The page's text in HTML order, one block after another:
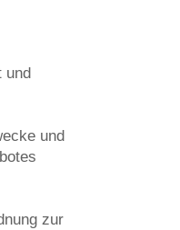
und
und
zur